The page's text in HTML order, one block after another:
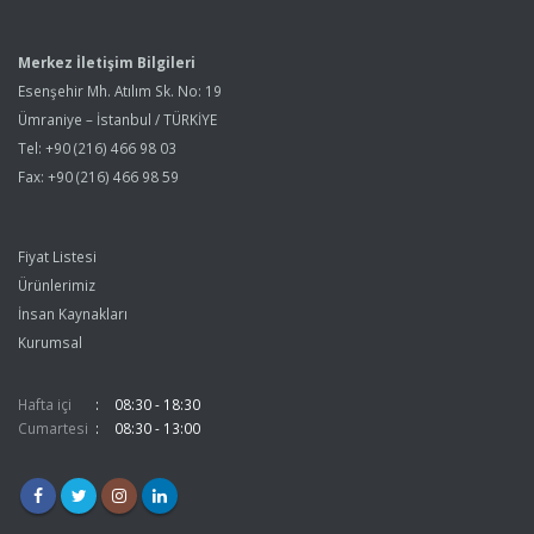
Merkez İletişim Bilgileri
Esenşehir Mh. Atılım Sk. No: 19
Ümraniye – İstanbul / TÜRKİYE
Tel: +90 (216) 466 98 03
Fax: +90 (216) 466 98 59
Fiyat Listesi
Ürünlerimiz
İnsan Kaynakları
Kurumsal
Hafta içi
08:30 - 18:30
Cumartesi
08:30 - 13:00